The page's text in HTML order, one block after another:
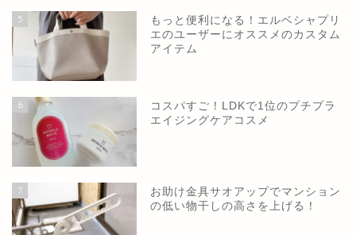
5
もっと便利になる！エルベシャプリ
エのユーザーにオススメのカスタム
アイテム
6
コスパすご！LDKで1位のプチプラ
エイジングケアコスメ
7
お助け金具サオアップでマンション
の低い物干しの高さを上げる！